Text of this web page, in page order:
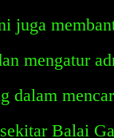
juga
mengatur
dalam
Balai